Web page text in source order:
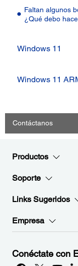
Faltan algunos
¿Qué debo
Windows 11
Windows 11
Contáctanos
Productos
Soporte
Links Sugeridos
Empresa
Conéctate con